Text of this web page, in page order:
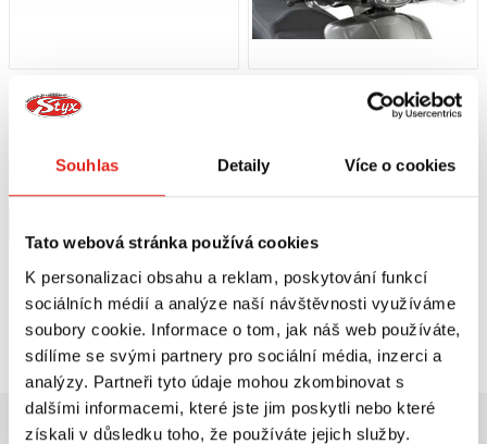
Souhlas Detaily Více o cookies
Tato webová stránka používá cookies
K personalizaci obsahu a reklam, poskytování funkcí
sociálních médií a analýze naší návštěvnosti využíváme
soubory cookie. Informace o tom, jak náš web používáte,
sdílíme se svými partnery pro sociální média, inzerci a
analýzy. Partneři tyto údaje mohou zkombinovat s
dalšími informacemi, které jste jim poskytli nebo které
získali v důsledku toho, že používáte jejich služby.
1 209 Kč
HEALTECH MODUL BRZDOVÉHO
Skladem
GIVI PLEXI ŠTÍT 130A
Na objednávku
Prohlédli jste si2z 2produktů